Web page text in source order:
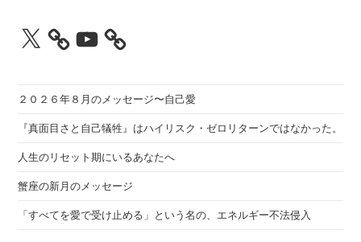
X YouTube
２０２６年８月のメッセージ〜自己愛
『真面目さと自己犠牲』はハイリスク・ゼロリターンではなかった。
人生のリセット期にいるあなたへ
蟹座の新月のメッセージ
「すべてを愛で受け止める」という名の、エネルギー不法侵入